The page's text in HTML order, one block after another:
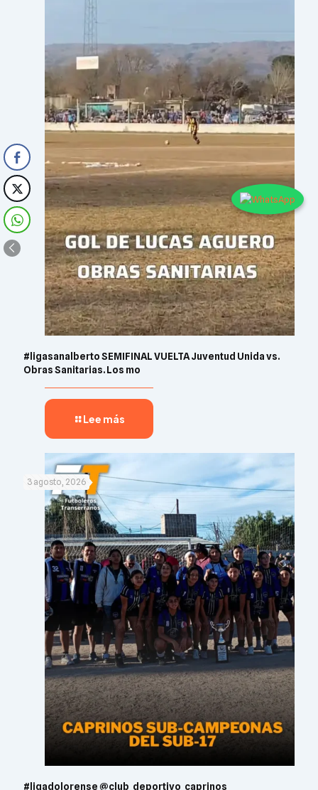
#ligasanalberto SEMIFINAL VUELTA Juventud Unida vs.
Obras Sanitarias. Los mo
Lee más
3 agosto, 2026
#ligadolorense @club_deportivo_caprinos